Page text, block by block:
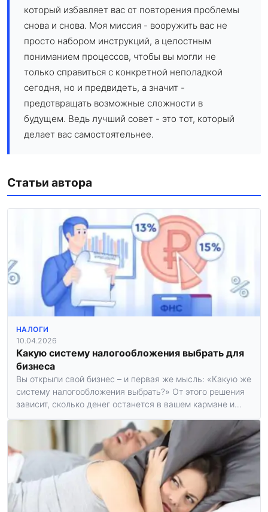
который избавляет вас от повторения проблемы
снова и снова. Моя миссия - вооружить вас не
просто набором инструкций, а целостным
пониманием процессов, чтобы вы могли не
только справиться с конкретной неполадкой
сегодня, но и предвидеть, а значит -
предотвращать возможные сложности в
будущем. Ведь лучший совет - это тот, который
делает вас самостоятельнее.
Статьи автора
НАЛОГИ
10.04.2026
Какую систему налогообложения выбрать для
бизнеса
Вы открыли свой бизнес – и первая же мысль: «Какую же
систему налогообложения выбрать?» От этого решения
зависит, сколько денег останется в вашем кармане и…